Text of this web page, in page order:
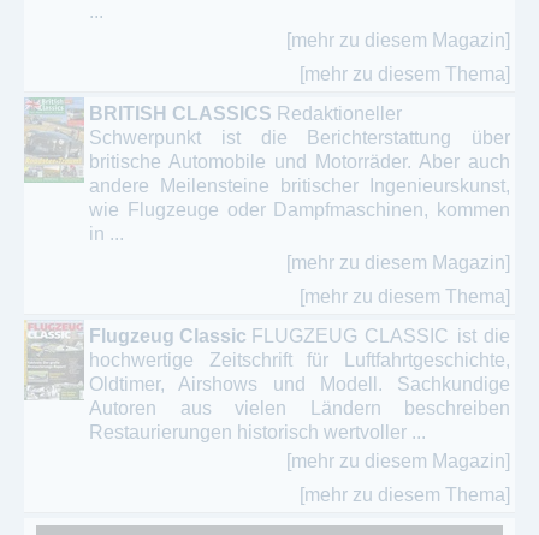
...
[mehr zu diesem Magazin]
[mehr zu diesem Thema]
BRITISH CLASSICS Redaktioneller
Schwerpunkt ist die Berichterstattung über
britische Automobile und Motorräder. Aber auch
andere Meilensteine britischer Ingenieurskunst,
wie Flugzeuge oder Dampfmaschinen, kommen
in ...
[mehr zu diesem Magazin]
[mehr zu diesem Thema]
Flugzeug Classic FLUGZEUG CLASSIC ist die
hochwertige Zeitschrift für Luftfahrtgeschichte,
Oldtimer, Airshows und Modell. Sachkundige
Autoren aus vielen Ländern beschreiben
Restaurierungen historisch wertvoller ...
[mehr zu diesem Magazin]
[mehr zu diesem Thema]